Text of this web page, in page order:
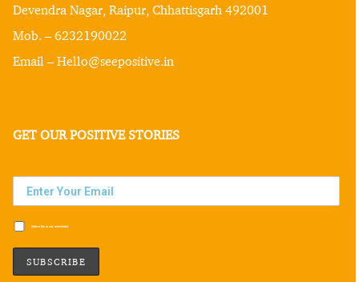
Devendra Nagar, Raipur, Chhattisgarh 492001
Mob. – 6232190022
Email – Hello@seepositive.in
GET OUR POSITIVE STORIES
Subscribe to our newsletter